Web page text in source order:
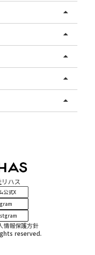
arrow_drop_up
arrow_drop_up
arrow_drop_up
arrow_drop_up
arrow_drop_up
ハス
公式X
情報保護方針
reserved.